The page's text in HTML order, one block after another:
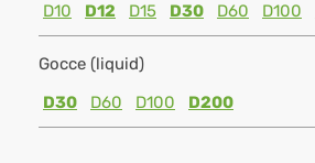
D10
D12 D15 D30 D60 D100
Gocce (liquid)
D30
D60 D100 D200